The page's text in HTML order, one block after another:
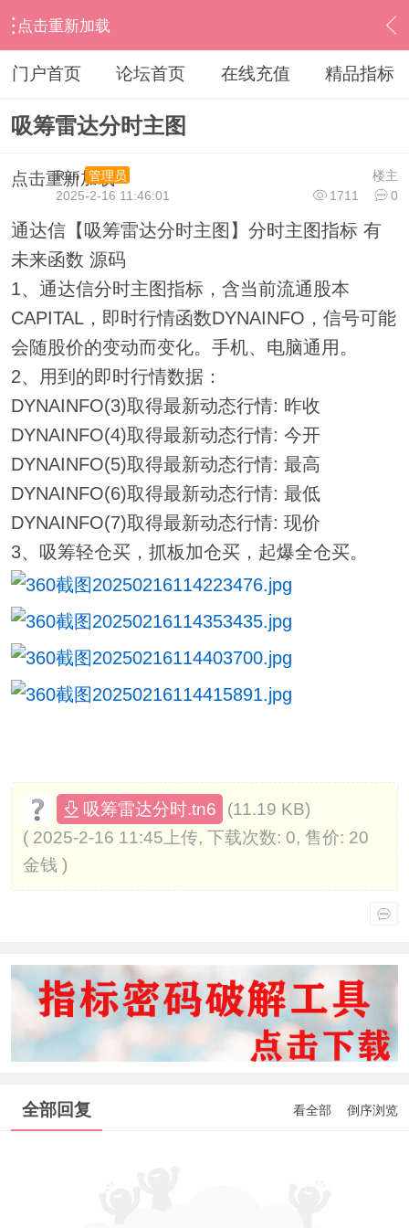
点击重新加载
› 通达信指标公式 › 分时指标公式 › 内容
门户首页 论坛首页 在线充值 精品指标
吸筹雷达分时主图
点击重新加载 楼主
Run
管理员
1711
0
2025-2-16 11:46:01
通达信【吸筹雷达分时主图】分时主图指标 有
未来函数 源码
1、通达信分时主图指标，含当前流通股本
CAPITAL，即时行情函数DYNAINFO，信号可能
会随股价的变动而变化。手机、电脑通用。
2、用到的即时行情数据：
DYNAINFO(3)取得最新动态行情: 昨收
DYNAINFO(4)取得最新动态行情: 今开
DYNAINFO(5)取得最新动态行情: 最高
DYNAINFO(6)取得最新动态行情: 最低
DYNAINFO(7)取得最新动态行情: 现价
3、吸筹轻仓买，抓板加仓买，起爆全仓买。
吸筹雷达分时.tn6
(11.19 KB)
( 2025-2-16 11:45上传, 下载次数: 0, 售价: 20
金钱 )
全部回复 看全部 倒序浏览